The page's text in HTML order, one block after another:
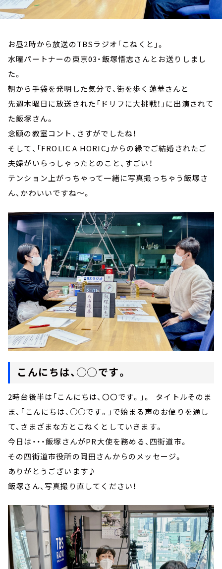
お昼2時から放送のTBSラジオ「こねくと」。
水曜パートナーの東京03・飯塚悟志さんとお送りしまし
た。
朝から手袋を発明した気分で、街を歩く蓮華さんと
先週木曜日に放送された「ドリフに大挑戦！」に出演されて
た飯塚さん。
念願の教室コント、さすがでしたね！
そして、「FROLIC A HORIC」からの縁でご結婚されたご
夫婦がいらっしゃったとのこと、すごい！
テンション上がっちゃって一緒に写真撮っちゃう飯塚さ
ん、かわいいですね～。
こんにちは、◯◯です。
2時台後半は「こんにちは、〇〇です。」。 タイトルそのま
ま、「こんにちは、○○です。」で始まる声のお便りを通し
て、さまざまな方とこねくとしていきます。
今日は・・・飯塚さんがPR大使を務める、四街道市。
その四街道市役所の岡田さんからのメッセージ。
ありがとうございます♪
飯塚さん、写真撮り直してください！